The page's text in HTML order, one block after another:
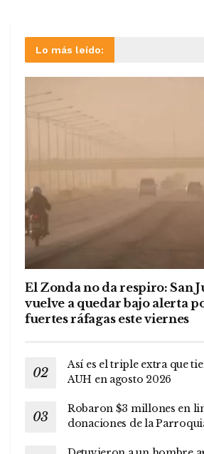
Lo más leído:
El Zonda no da respiro: San
vuelve a quedar bajo alerta
fuertes ráfagas este viernes
Así es el triple extra que
AUH en agosto 2026
Robaron $3 millones en
donaciones de la